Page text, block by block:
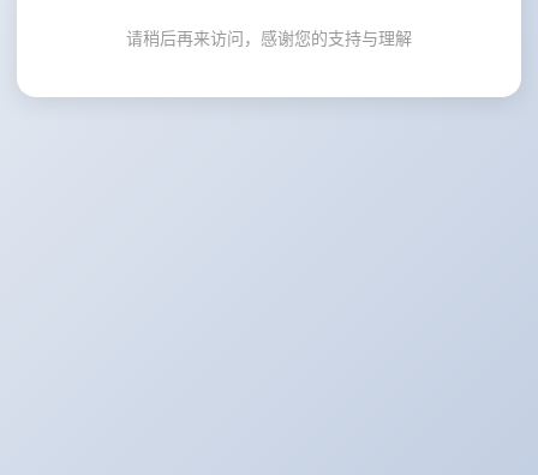
请稍后再来访问，感谢您的支持与理解